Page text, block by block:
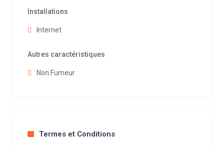
Installations
Internet
Autres caractéristiques
Non Fumeur
Termes et Conditions